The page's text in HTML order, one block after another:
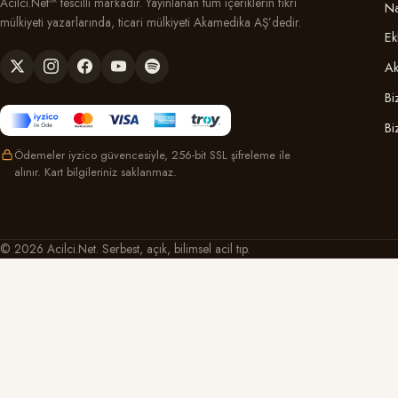
mülkiyeti yazarlarında, ticari mülkiyeti Akamedika AŞ’dedir.
Ödemeler iyzico güvencesiyle, 256-bit SSL şifreleme ile
alınır. Kart bilgileriniz saklanmaz.
© 2026 Acilci.Net. Serbest, açık, bilimsel acil tıp.